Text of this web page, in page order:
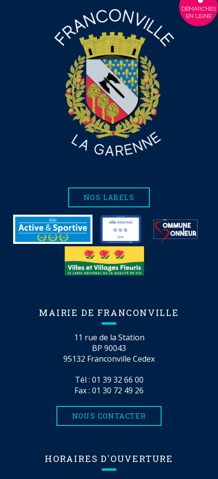
NOS LABELS
MAIRIE DE FRANCONVILLE
11 rue de la Station
BP 90043
95132 Franconville Cedex
Tél : 01 39 32 66 00
Fax : 01 30 72 49 26
NOUS CONTACTER
HORAIRES D'OUVERTURE
DÉMARCHES
EN LIGNE